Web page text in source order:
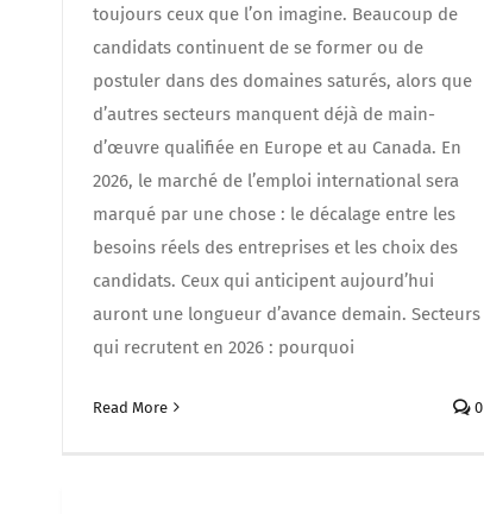
toujours ceux que l’on imagine. Beaucoup de
candidats continuent de se former ou de
postuler dans des domaines saturés, alors que
d’autres secteurs manquent déjà de main-
d’œuvre qualifiée en Europe et au Canada. En
2026, le marché de l’emploi international sera
marqué par une chose : le décalage entre les
besoins réels des entreprises et les choix des
candidats. Ceux qui anticipent aujourd’hui
auront une longueur d’avance demain. Secteurs
qui recrutent en 2026 : pourquoi
Read More 0